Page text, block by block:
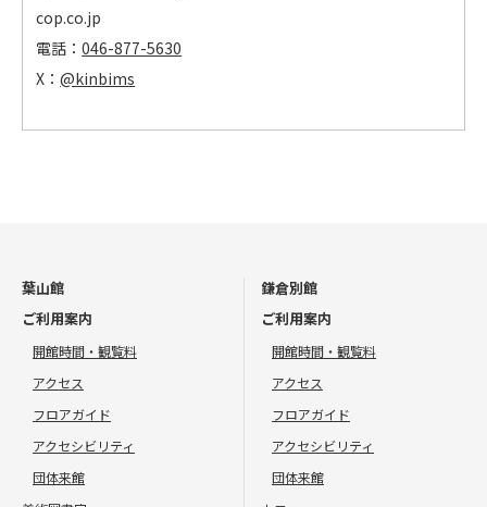
cop.co.jp
電話：046-877-5630
X：@kinbims
葉山館
ご利用案内
開館時間・観覧料
アクセス
フロアガイド
アクセシビリティ
団体来館
鎌倉別館
ご利用案内
開館時間・観覧料
アクセス
フロアガイド
アクセシビリティ
団体来館